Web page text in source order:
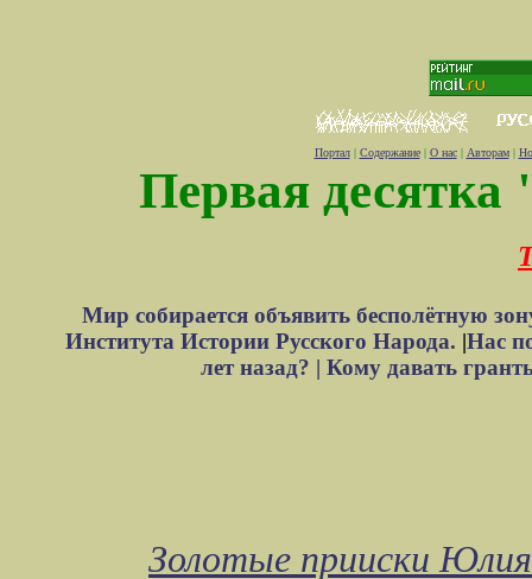
Портал| Содержание| О нас| Авторам|
Первая десятка
Мир собирается объявить бесполётную
Института Истории Русского Народа. |Нас
лет назад? | Кому давать
Золотые прииски